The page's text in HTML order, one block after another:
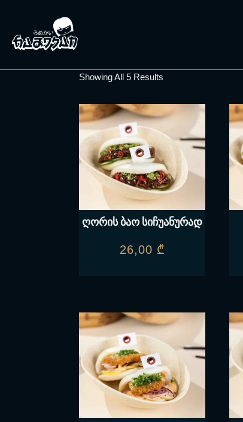
Showing All 5 Results
ღორის ბაო სიჩუანურად
26,00 ₾